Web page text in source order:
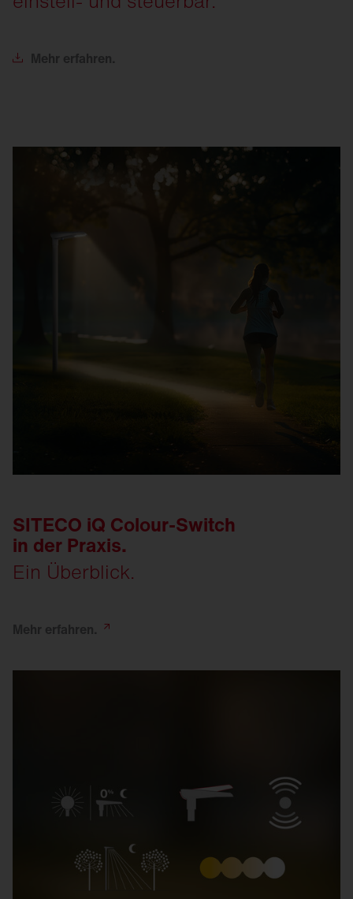
Mehr erfahren.
SITECO iQ Colour-Switch
in der Praxis.
Ein Überblick.
Mehr erfahren.